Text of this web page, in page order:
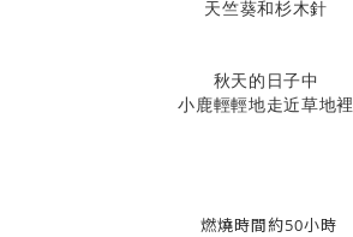
天竺葵和杉木針
秋天的日子中
小鹿輕輕地走近草地裡
燃燒時間約50小時